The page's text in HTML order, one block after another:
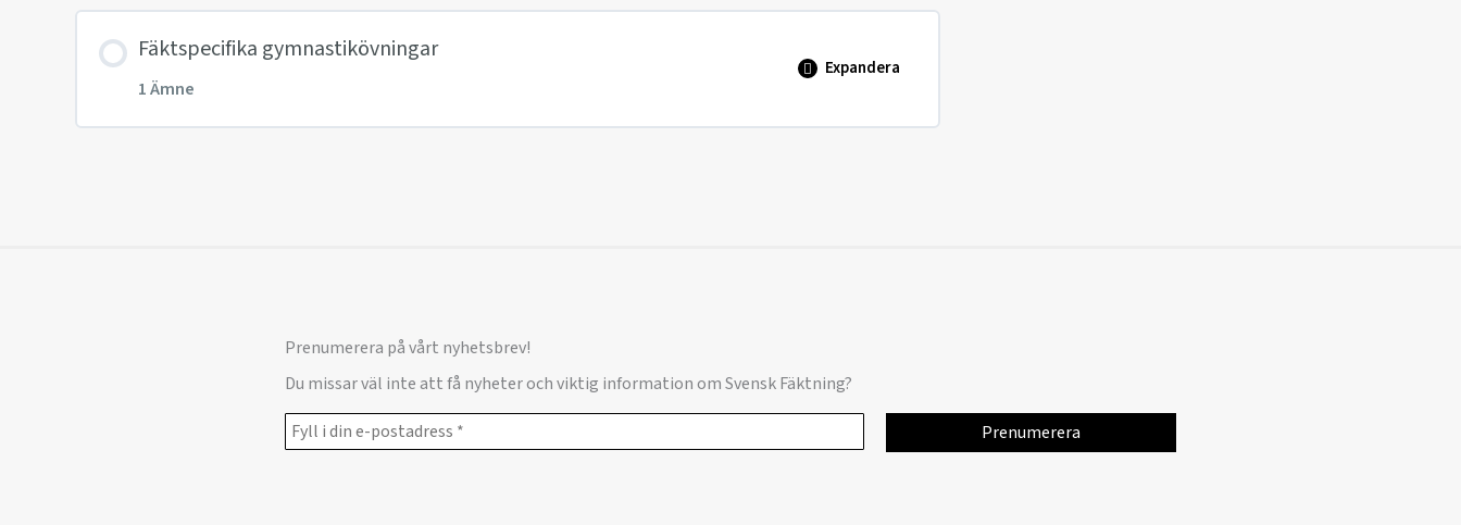
Distanshållning till tränare
Fäktspecifika gymnastikövningar
1 Ämne
Expandera
Prenumerera på vårt nyhetsbrev!
Du missar väl inte att få nyheter och viktig information om Svensk Fäktning?